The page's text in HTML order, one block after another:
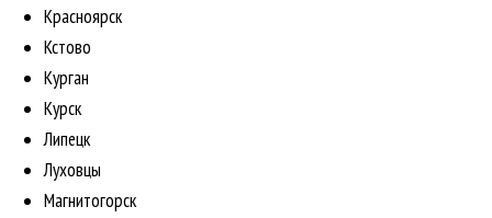
Красноярск
Кстово
Курган
Курск
Липецк
Луховцы
Магнитогорск